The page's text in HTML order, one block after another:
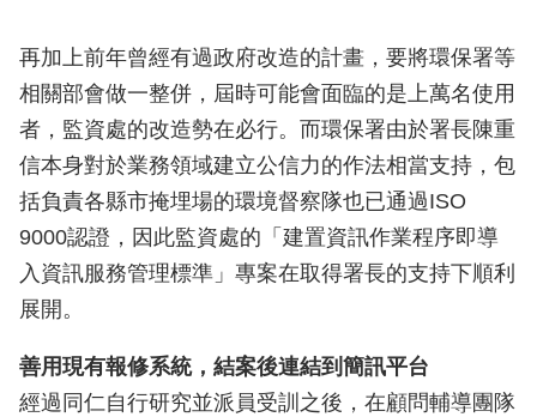
再加上前年曾經有過政府改造的計畫，要將環保署等
相關部會做一整併，屆時可能會面臨的是上萬名使用
者，監資處的改造勢在必行。而環保署由於署長陳重
信本身對於業務領域建立公信力的作法相當支持，包
括負責各縣市掩埋場的環境督察隊也已通過ISO
9000認證，因此監資處的「建置資訊作業程序即導
入資訊服務管理標準」專案在取得署長的支持下順利
展開。
善用現有報修系統，結案後連結到簡訊平台
經過同仁自行研究並派員受訓之後，在顧問輔導團隊